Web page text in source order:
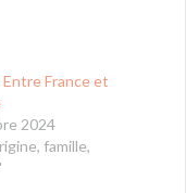
Entre France et
2024
famille,